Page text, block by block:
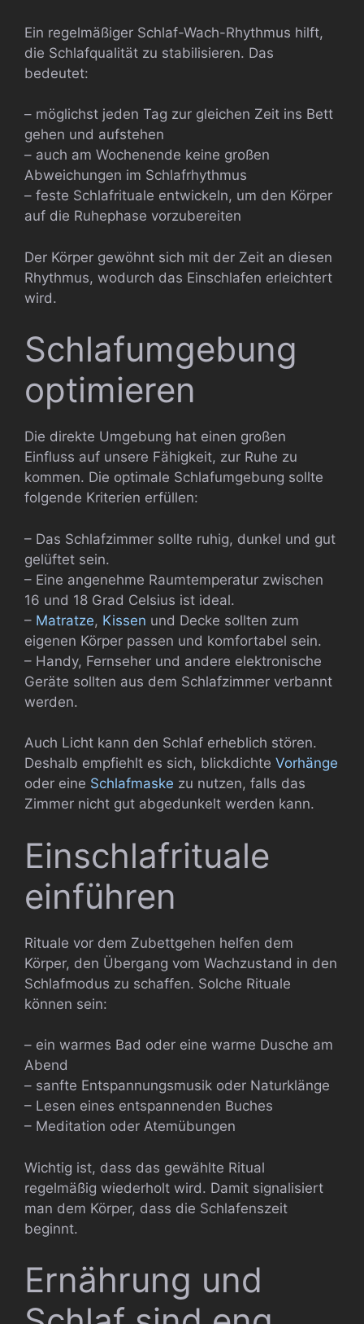
Ein regelmäßiger Schlaf-Wach-Rhythmus hilft,
die Schlafqualität zu stabilisieren. Das
bedeutet:
– möglichst jeden Tag zur gleichen Zeit ins Bett
gehen und aufstehen
– auch am Wochenende keine großen
Abweichungen im Schlafrhythmus
– feste Schlafrituale entwickeln, um den Körper
auf die Ruhephase vorzubereiten
Der Körper gewöhnt sich mit der Zeit an diesen
Rhythmus, wodurch das Einschlafen erleichtert
wird.
Schlafumgebung
optimieren
Die direkte Umgebung hat einen großen
Einfluss auf unsere Fähigkeit, zur Ruhe zu
kommen. Die optimale Schlafumgebung sollte
folgende Kriterien erfüllen:
– Das Schlafzimmer sollte ruhig, dunkel und gut
gelüftet sein.
– Eine angenehme Raumtemperatur zwischen
16 und 18 Grad Celsius ist ideal.
– Matratze, Kissen und Decke sollten zum
eigenen Körper passen und komfortabel sein.
– Handy, Fernseher und andere elektronische
Geräte sollten aus dem Schlafzimmer verbannt
werden.
Auch Licht kann den Schlaf erheblich stören.
Deshalb empfiehlt es sich, blickdichte Vorhänge
oder eine Schlafmaske zu nutzen, falls das
Zimmer nicht gut abgedunkelt werden kann.
Einschlafrituale
einführen
Rituale vor dem Zubettgehen helfen dem
Körper, den Übergang vom Wachzustand in den
Schlafmodus zu schaffen. Solche Rituale
können sein:
– ein warmes Bad oder eine warme Dusche am
Abend
– sanfte Entspannungsmusik oder Naturklänge
– Lesen eines entspannenden Buches
– Meditation oder Atemübungen
Wichtig ist, dass das gewählte Ritual
regelmäßig wiederholt wird. Damit signalisiert
man dem Körper, dass die Schlafenszeit
beginnt.
Ernährung und